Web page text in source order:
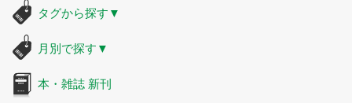
タグから探す ▼
月別で探す ▼
本・雑誌 新刊